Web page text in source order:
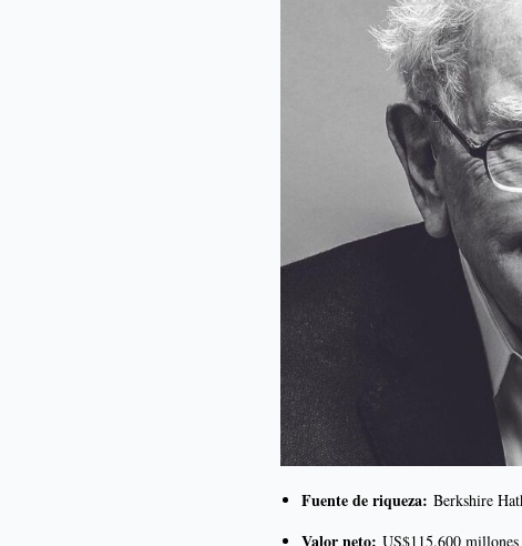
Fuente de riqueza: Berkshire
Valor neto: US$115.600 millones